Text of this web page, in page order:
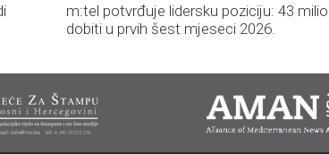
m:tel potvrđuje lidersku poziciju: 43
dobiti u prvih šest mjeseci 2026.